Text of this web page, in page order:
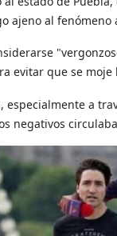
ajeno al fenómeno
evitar que se
a
negativos